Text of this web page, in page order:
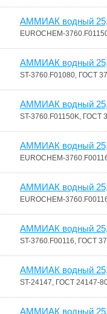
АММИАК водный
EUROCHEM-
АММИАК водный
ST-3760.F01080, ГОСТ
АММИАК водный
ST-3760.F01150K, ГОСТ
АММИАК водный
EUROCHEM-
АММИАК водный
EUROCHEM-
АММИАК водный
ST-3760.F00116, ГОСТ
АММИАК водный
ST-24147, ГОСТ 24147-
АММИАК водный